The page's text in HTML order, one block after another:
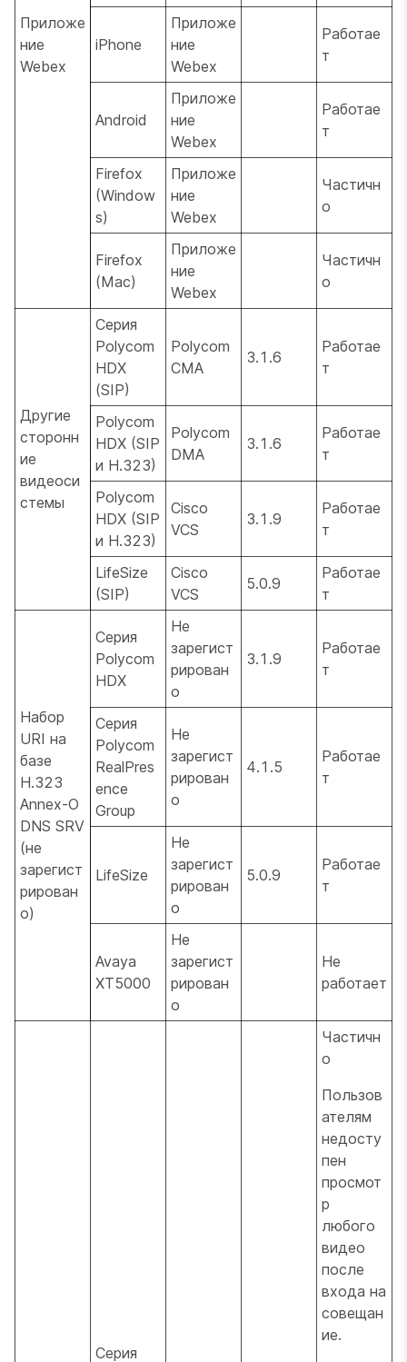
Приложе
ние
Webex
iPhone
Приложе
ние
Webex
Работае
т
Android
Приложе
ние
Webex
Работае
т
Firefox
(Window
s)
Приложе
ние
Webex
Частичн
о
Firefox
(Mac)
Приложе
ние
Webex
Частичн
о
Другие
сторонн
ие
видеоси
стемы
Серия
Polycom
HDX
(SIP)
Polycom
CMA
3.1.6
Работае
т
Polycom
HDX (SIP
и H.323)
Polycom
DMA
3.1.6
Работае
т
Polycom
HDX (SIP
и H.323)
Cisco
VCS
3.1.9
Работае
т
LifeSize
(SIP)
Cisco
VCS
5.0.9
Работае
т
Набор
URI на
базе
H.323
Annex-O
DNS SRV
(не
зарегист
рирован
о)
Серия
Polycom
HDX
Не
зарегист
рирован
о
3.1.9
Работае
т
Серия
Polycom
RealPres
ence
Group
Не
зарегист
рирован
о
4.1.5
Работае
т
LifeSize
Не
зарегист
рирован
о
5.0.9
Работае
т
Avaya
XT5000
Не
зарегист
рирован
о
Не
работает
Серия
Частичн
о
Пользов
ателям
недосту
пен
просмот
р
любого
видео
после
входа на
совещан
ие.